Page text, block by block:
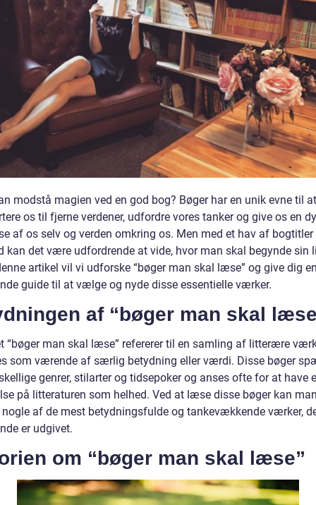
modstå magien ved en god bog? Bøger har en unik evne til at
os til fjerne verdener, udfordre vores tanker og give os en
af os selv og verden omkring os. Men med et hav af
kan det være udfordrende at vide, hvor man skal begynde sin
artikel vil vi udforske “bøger man skal læse” og give dig
guide til at vælge og nyde disse essentielle værker.
af “bøger man skal
“bøger man skal læse” refererer til en samling af litterære
som værende af særlig betydning eller værdi. Disse bøger
genrer, stilarter og tidsepoker og anses ofte for at have
på litteraturen som helhed. Ved at læse disse bøger kan
af de mest betydningsfulde og tankevækkende værker,
er udgivet.
om “bøger man skal læse”